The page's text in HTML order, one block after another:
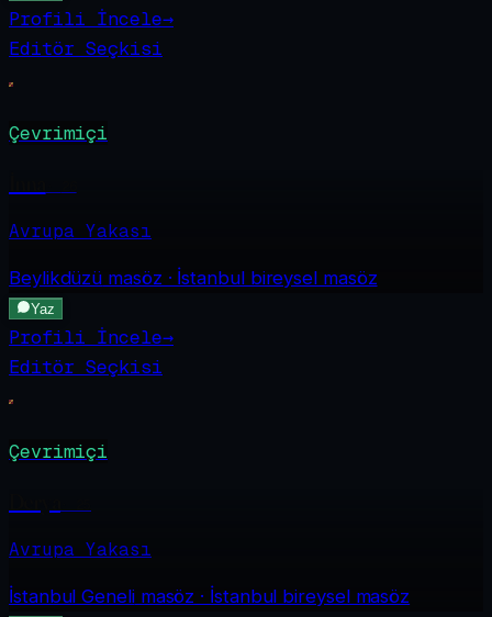
Profili İncele→
Editör Seçkisi
Çevrimiçi
Avrupa Yakası
Beylikdüzü masöz · İstanbul bireysel masöz
Yaz
Profili İncele→
Editör Seçkisi
Çevrimiçi
Avrupa Yakası
İstanbul Genelimasöz · İstanbul bireysel masöz